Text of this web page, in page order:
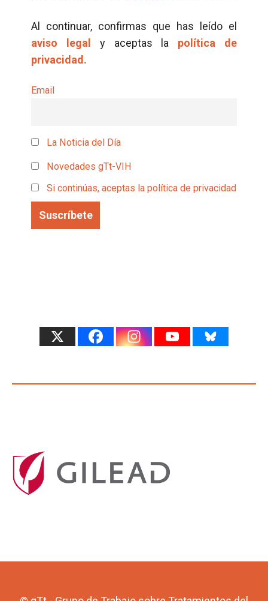
Al continuar, confirmas que has leído el
aviso legal
y aceptas la política de
privacidad.
Email
La Noticia del Día
Novedades gTt-VIH
Si continúas, aceptas la política de privacidad